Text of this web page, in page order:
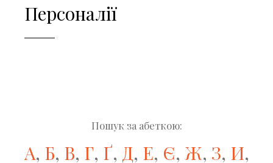
Персоналії
Пошук за абеткою:
А, Б, В, Г, Ґ, Д, Е, Є, Ж, З, И,